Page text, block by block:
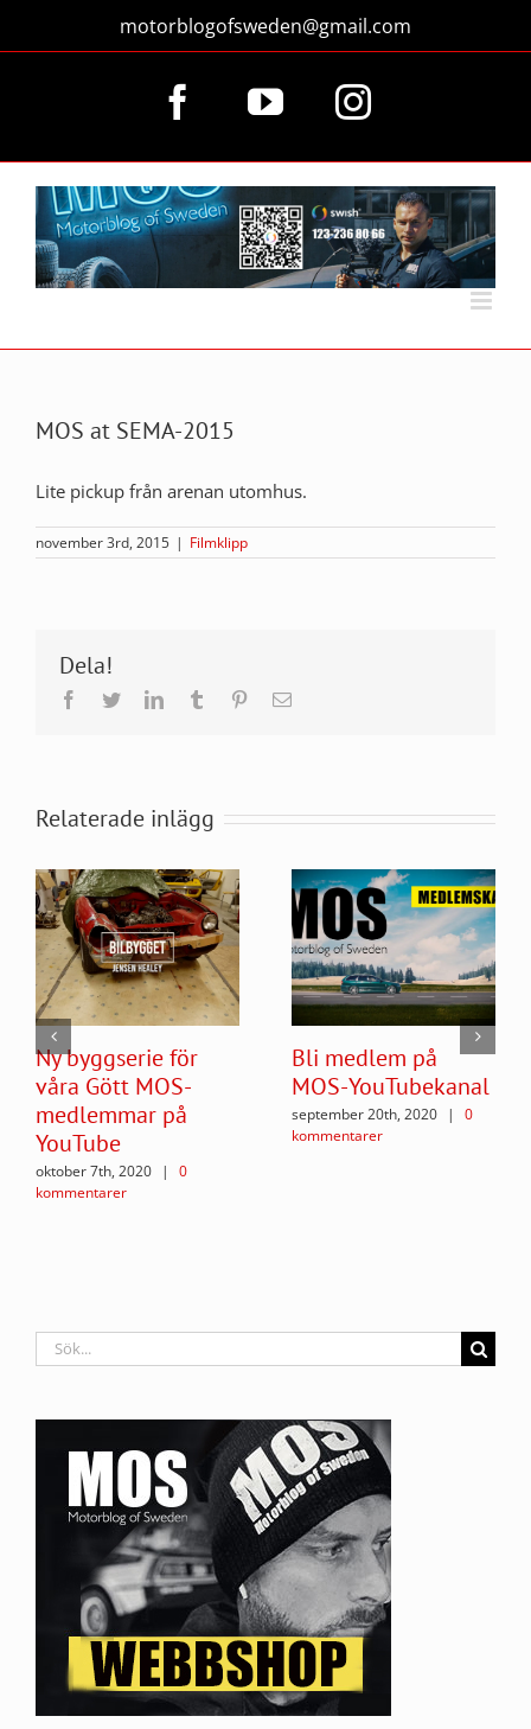
innehållet
motorblogofsweden@gmail.com
FacebookYouTubeInstagram
MOS at SEMA-2015
Lite pickup från arenan utomhus.
november 3rd, 2015 | Filmklipp
Dela!
Facebook
TwitterLinkedInTumblr Pinterest
E-
Relaterade inlägg
Ny byggserie för
våra Gött MOS-
medlemmar på
YouTube
oktober 7th, 2020 |
0
kommentarer
Bli medlem på
MOS-YouTubekanal
september 20th, 2020 |
0
kommentarer
Sök
efter: